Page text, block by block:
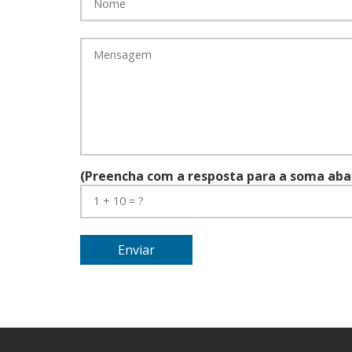
(Preencha com a resposta para a soma
Enviar